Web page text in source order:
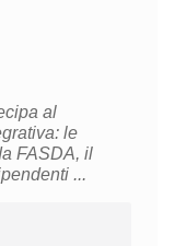
al
le
FASDA, il
...